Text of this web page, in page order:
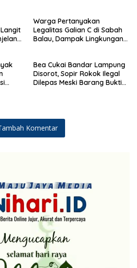
(dewan pimpinan cabang)
Partai Demokrat Lampung
Selatan gelar aksi bersih-
Warga Pertanyakan
Legalitas Galian C di Sabah
Balau, Dampak Lingkungan
Bea Cukai Bandar Lampung
Disorot, Sopir Rokok Ilegal
Dilepas Meski Barang Bukti
Komentar